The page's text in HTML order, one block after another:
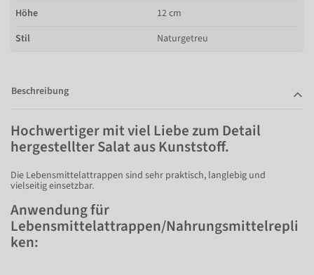
Höhe
12 cm
Stil
Naturgetreu
Beschreibung
Hochwertiger mit viel Liebe zum Detail
hergestellter Salat aus Kunststoff.
Die Lebensmittelattrappen sind sehr praktisch, langlebig und
vielseitig einsetzbar.
Anwendung für
Lebensmittelattrappen/Nahrungsmittelrepli
ken: